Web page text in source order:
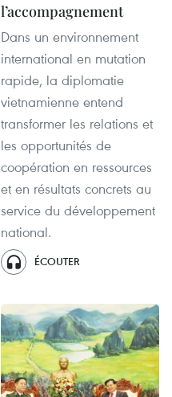
l’accompagnement
Dans un environnement
international en mutation
rapide, la diplomatie
vietnamienne entend
transformer les relations et
les opportunités de
coopération en ressources
et en résultats concrets au
service du développement
national.
ÉCOUTER